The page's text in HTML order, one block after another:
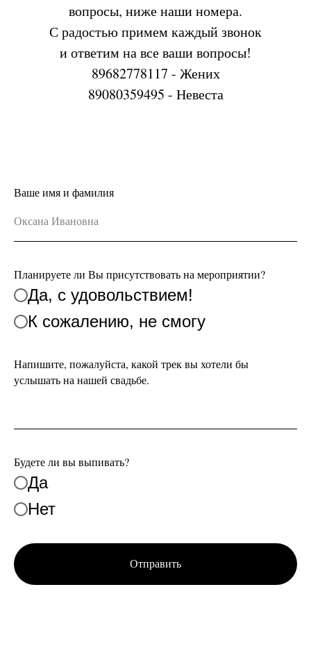
вопросы, ниже наши номера.
С радостью примем каждый звонок
и ответим на все ваши вопросы!
89682778117 - Жених
89080359495 - Невеста
Ваше имя и фамилия
Планируете ли Вы присутствовать на мероприятии?
Да, с удовольствием!
К сожалению, не смогу
Напишите, пожалуйста, какой трек вы хотели бы
услышать на нашей свадьбе.
Будете ли вы выпивать?
Да
Нет
Отправить